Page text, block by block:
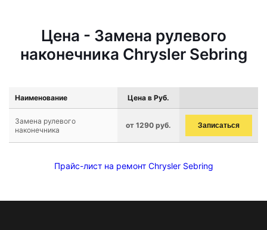
Цена - Замена рулевого
наконечника Chrysler Sebring
Наименование Цена в Руб.
Замена рулевого
наконечника
от 1290 руб. Записаться
Прайс-лист на ремонт Chrysler Sebring